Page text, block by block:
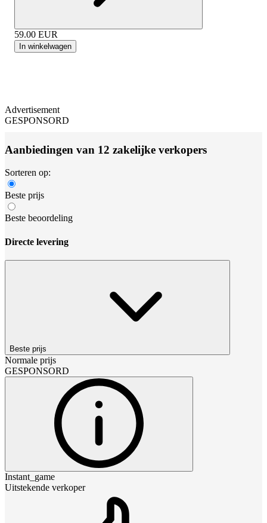
59.00 EUR
In winkelwagen
Advertisement
GESPONSORD
Aanbiedingen van 12 zakelijke verkopers
Sorteren op:
Beste prijs
Beste beoordeling
Directe levering
Beste prijs
Normale prijs
GESPONSORD
Instant_game
Uitstekende verkoper